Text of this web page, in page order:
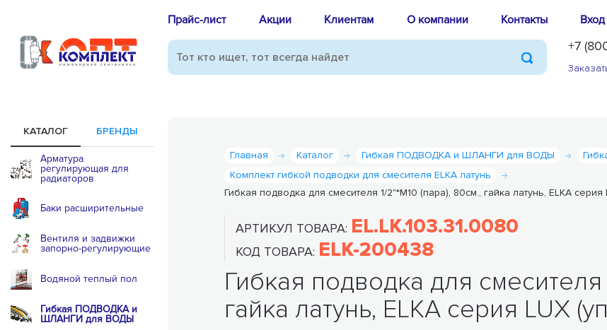
Прайс-лист Акции Клиентам О компании Контакты
+7
КАТАЛОГ БРЕНДЫ
Арматура
регулирующая для
радиаторов
Баки расширительные
Вентиля и задвижки
запорно-регулирующие
Водяной теплый пол
Гибкая ПОДВОДКА и
ШЛАНГИ для ВОДЫ
Главная Каталог Гибкая ПОДВОДКА и ШЛАНГИ для ВОДЫ
Комплект гибкой подводки для смесителя ELKA латунь
Гибкая подводка для смесителя 1/2"*М10 (пара), 80см., гайка латунь, ELKA серия
АРТИКУЛ ТОВАРА: EL.LK.103.31.0080
КОД ТОВАРА: ELK-200438
Гибкая подводка для смесителя
гайка латунь, ELKA серия LUX